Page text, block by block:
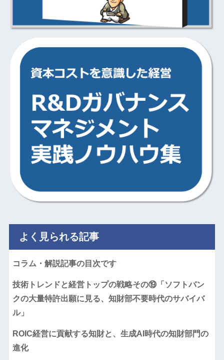
よく見られる記事
コラム・解説記事の目次です
技術トレンドと経営トップの戦略その⑲「ソフトバン
クの大量特許出願に見る、知財部不要時代のサバイバ
ル」
ROIC経営に貢献する知財と、生成AI時代の知財部門の
進化